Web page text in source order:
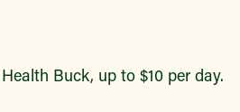
Buck, up to $10 per day.